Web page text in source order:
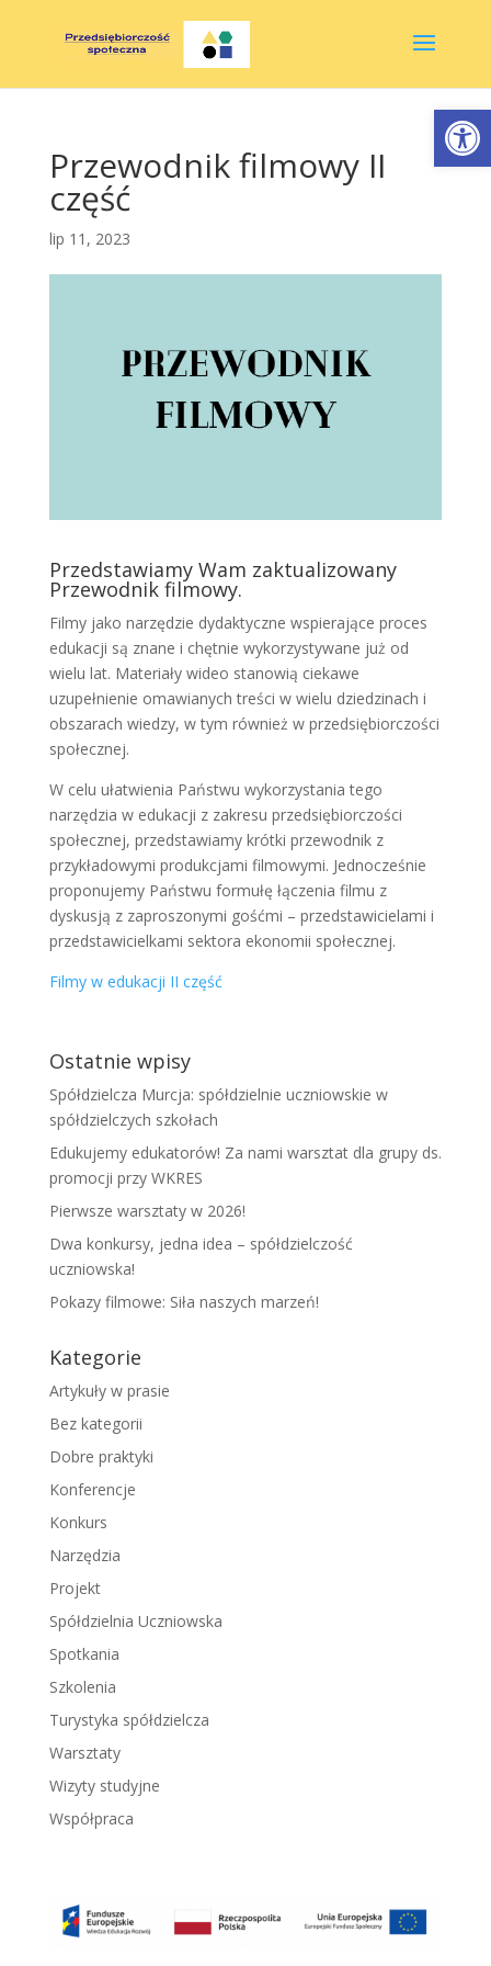
Przewodnik filmowy II
część
lip 11, 2023
Przedstawiamy Wam zaktualizowany
Przewodnik filmowy.
Filmy jako narzędzie dydaktyczne wspierające proces
edukacji są znane i chętnie wykorzystywane już od
wielu lat. Materiały wideo stanowią ciekawe
uzupełnienie omawianych treści w wielu dziedzinach i
obszarach wiedzy, w tym również w przedsiębiorczości
społecznej.
W celu ułatwienia Państwu wykorzystania tego
narzędzia w edukacji z zakresu przedsiębiorczości
społecznej, przedstawiamy krótki przewodnik z
przykładowymi produkcjami filmowymi. Jednocześnie
proponujemy Państwu formułę łączenia filmu z
dyskusją z zaproszonymi gośćmi – przedstawicielami i
przedstawicielkami sektora ekonomii społecznej.
Filmy w edukacji II część
Ostatnie wpisy
Spółdzielcza Murcja: spółdzielnie uczniowskie w
spółdzielczych szkołach
Edukujemy edukatorów! Za nami warsztat dla grupy ds.
promocji przy WKRES
Pierwsze warsztaty w 2026!
Dwa konkursy, jedna idea – spółdzielczość
uczniowska!
Pokazy filmowe: Siła naszych marzeń!
Kategorie
Artykuły w prasie
Bez kategorii
Dobre praktyki
Konferencje
Konkurs
Narzędzia
Projekt
Spółdzielnia Uczniowska
Spotkania
Szkolenia
Turystyka spółdzielcza
Warsztaty
Wizyty studyjne
Współpraca